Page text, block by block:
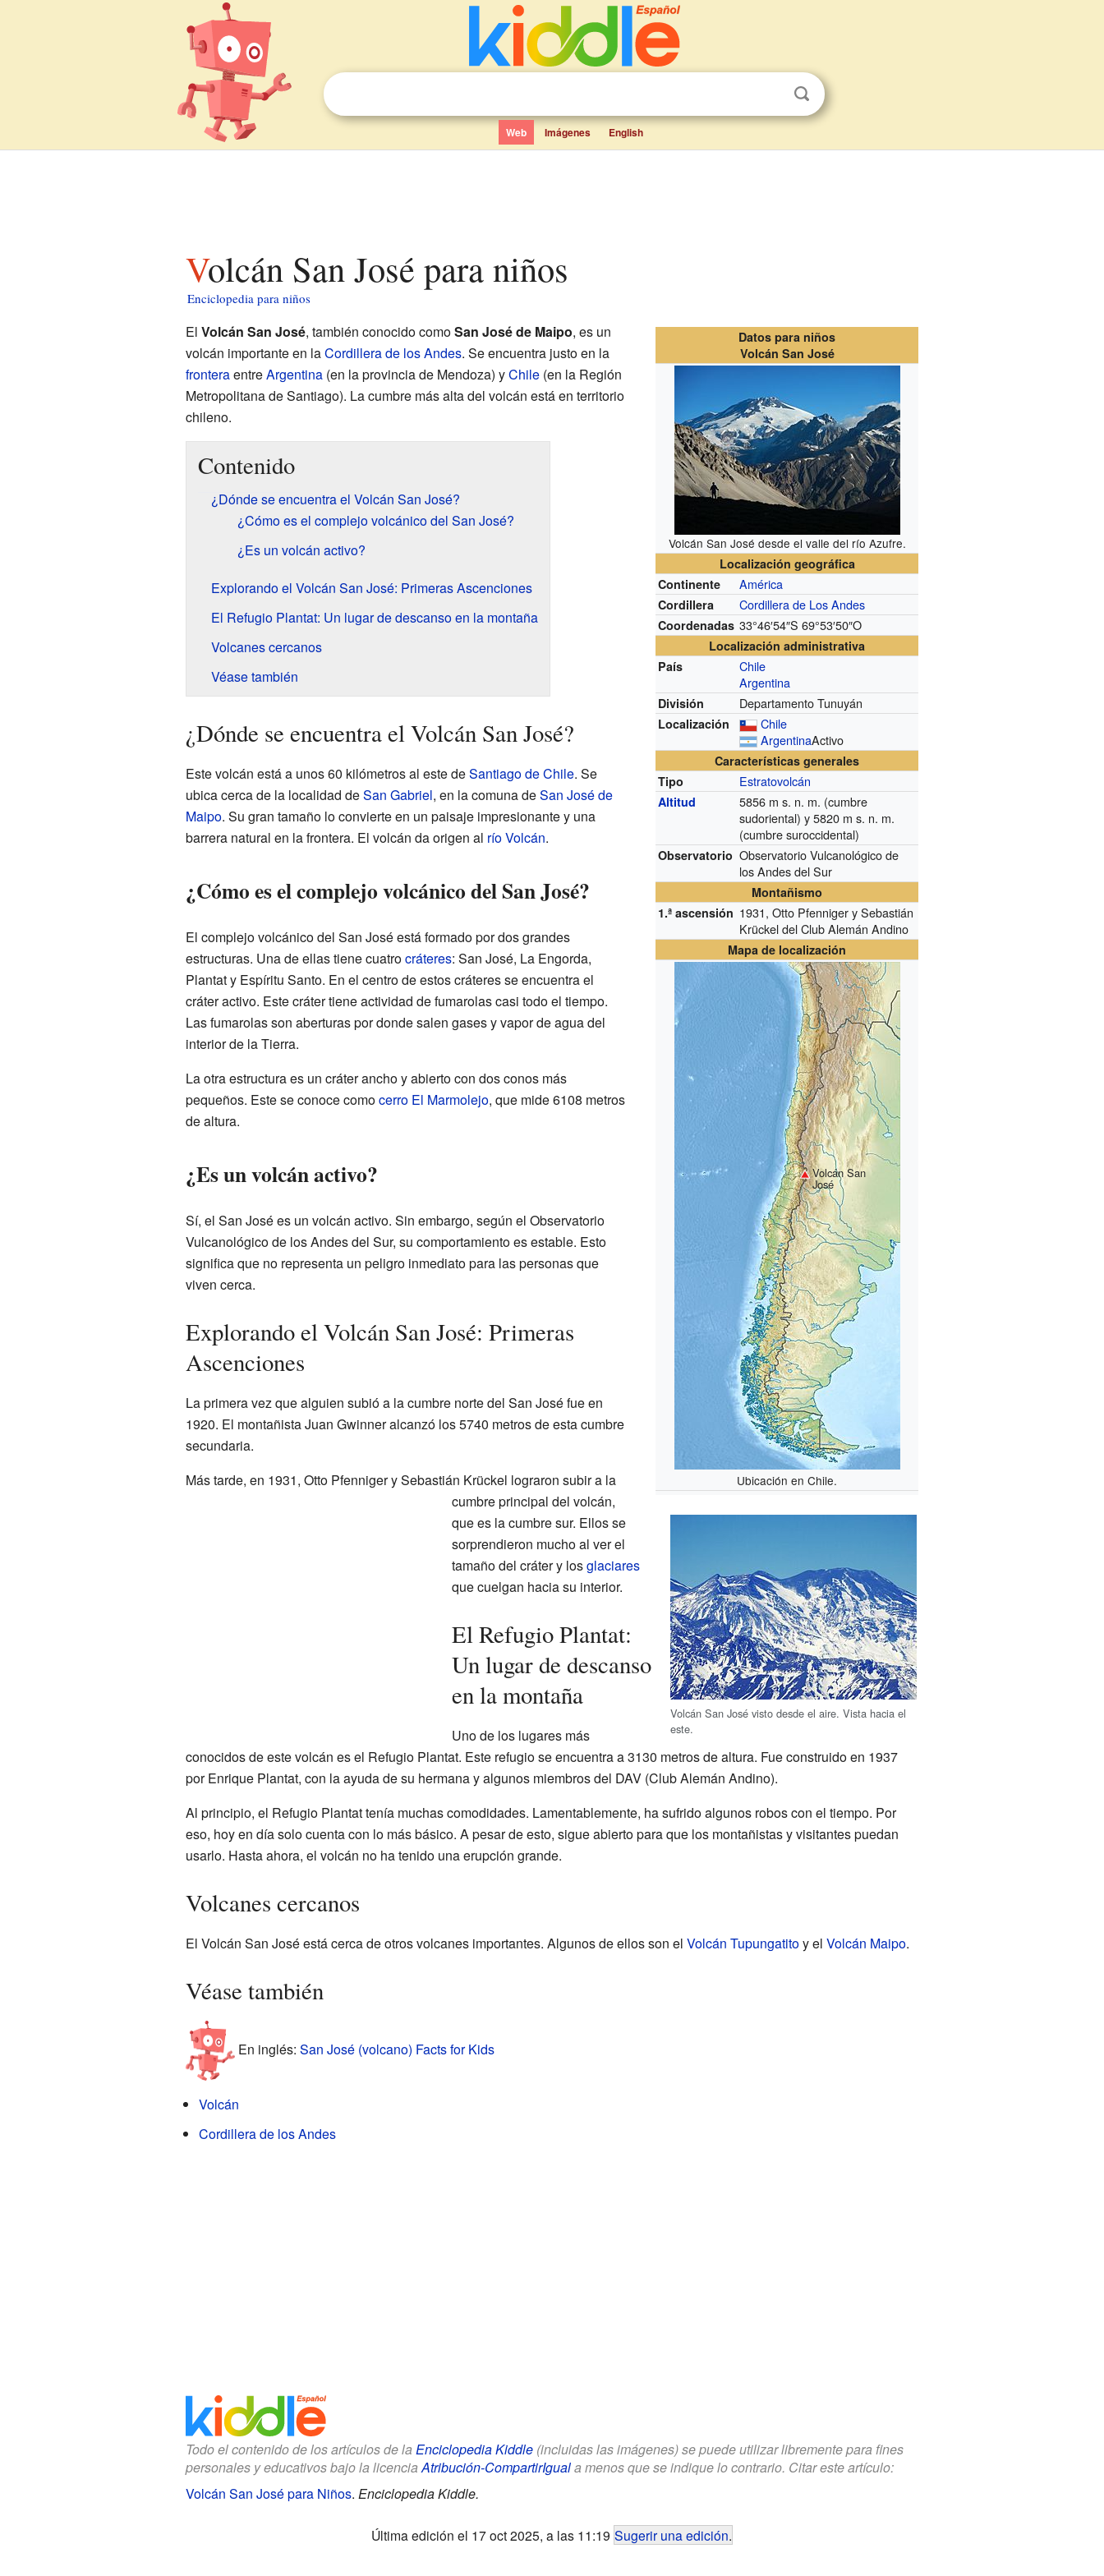
Web Imágenes English
Volcán San José para niños
Enciclopedia para niños
Datos para niños
Volcán San José
Volcán San José desde el valle del río Azufre.
Localización geográfica
Continente
América
Cordillera Cordillera de Los Andes
Coordenadas 33°46′54″S 69°53′50″O
Localización administrativa
País
Chile
Argentina
División Departamento Tunuyán
Localización
Chile
ArgentinaActivo
Características generales
Tipo
Estratovolcán
Altitud 5856 m s. n. m. (cumbre
sudoriental) y 5820 m s. n. m.
(cumbre suroccidental)
Observatorio Observatorio Vulcanológico de
los Andes del Sur
Montañismo
1.ª ascensión 1931, Otto Pfenniger y Sebastián
Krückel del Club Alemán Andino
Mapa de localización
Volcán San
José
Ubicación en Chile.
Volcán San José visto desde el aire. Vista hacia el
este.
El Volcán San José, también conocido comoSan José de Maipo, es un
volcán importante en laCordillera de los Andes. Se encuentra justo en la
fronteraentreArgentina(en la provincia de Mendoza) yChile(en la Región
Metropolitana de Santiago). La cumbre más alta del volcán está en territorio
chileno.
Contenido
¿Dónde se encuentra el Volcán San José?
¿Cómo es el complejo volcánico del San José?
¿Es un volcán activo?
Explorando el Volcán San José: Primeras Ascenciones
El Refugio Plantat: Un lugar de descanso en la montaña
Volcanes cercanos
Véase también
¿Dónde se encuentra el Volcán San José?
Este volcán está a unos 60 kilómetros al este deSantiago de Chile. Se
ubica cerca de la localidad deSan Gabriel, en la comuna deSan José de
Maipo. Su gran tamaño lo convierte en un paisaje impresionante y una
barrera natural en la frontera. El volcán da origen al río Volcán.
¿Cómo es el complejo volcánico del San José?
El complejo volcánico del San José está formado por dos grandes
estructuras. Una de ellas tiene cuatrocráteres: San José, La Engorda,
Plantat y Espíritu Santo. En el centro de estos cráteres se encuentra el
cráter activo. Este cráter tiene actividad de fumarolas casi todo el tiempo.
Las fumarolas son aberturas por donde salen gases y vapor de agua del
interior de la Tierra.
La otra estructura es un cráter ancho y abierto con dos conos más
pequeños. Este se conoce comocerro El Marmolejo, que mide 6108 metros
de altura.
¿Es un volcán activo?
Sí, el San José es un volcán activo. Sin embargo, según el Observatorio
Vulcanológico de los Andes del Sur, su comportamiento es estable. Esto
significa que no representa un peligro inmediato para las personas que
viven cerca.
Explorando el Volcán San José: Primeras
Ascenciones
La primera vez que alguien subió a la cumbre norte del San José fue en
1920. El montañista Juan Gwinner alcanzó los 5740 metros de esta cumbre
secundaria.
Más tarde, en 1931, Otto Pfenniger y Sebastián Krückel lograron subir a la
cumbre principal del volcán,
que es la cumbre sur. Ellos se
sorprendieron mucho al ver el
tamaño del cráter y losglaciares
que cuelgan hacia su interior.
El Refugio Plantat:
Un lugar de descanso
en la montaña
Uno de los lugares más
conocidos de este volcán es el Refugio Plantat. Este refugio se encuentra a 3130 metros de altura. Fue construido en 1937
por Enrique Plantat, con la ayuda de su hermana y algunos miembros del DAV (Club Alemán Andino).
Al principio, el Refugio Plantat tenía muchas comodidades. Lamentablemente, ha sufrido algunos robos con el tiempo. Por
eso, hoy en día solo cuenta con lo más básico. A pesar de esto, sigue abierto para que los montañistas y visitantes puedan
usarlo. Hasta ahora, el volcán no ha tenido una erupción grande.
Volcanes cercanos
El Volcán San José está cerca de otros volcanes importantes. Algunos de ellos son el Volcán Tupungatitoy el Volcán Maipo.
Véase también
En inglés: San José (volcano) Facts for Kids
Volcán
Cordillera de los Andes
Todo el contenido de los artículos de la Enciclopedia Kiddle(incluidas las imágenes) se puede utilizar libremente para fines
personales y educativos bajo la licenciaAtribución-CompartirIguala menos que se indique lo contrario. Citar este artículo:
Volcán San José para Niños. Enciclopedia Kiddle.
Última edición el 17 oct 2025, a las 11:19 Sugerir una edición.